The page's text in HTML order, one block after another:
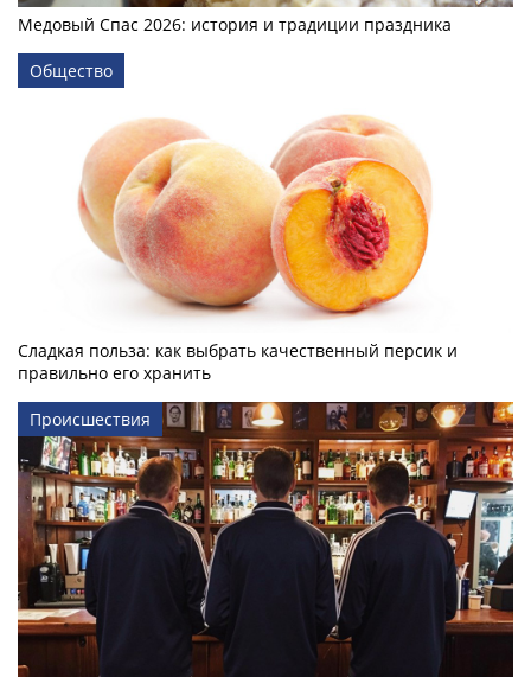
Медовый Спас 2026: история и традиции праздника
Общество
Сладкая польза: как выбрать качественный персик и
правильно его хранить
Происшествия